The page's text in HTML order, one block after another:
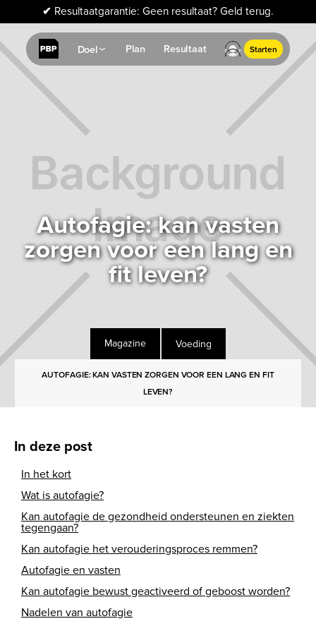
✔ Resultaatgarantie: Geen resultaat? Geld terug.
Doel Plan Resultaat Starten
Autofagie: kan vasten
zorgen voor een lang en
fit leven?
Magazine Voeding
AUTOFAGIE: KAN VASTEN ZORGEN VOOR EEN LANG EN FIT
LEVEN?
In deze post
In het kort
Wat is autofagie?
Kan autofagie de gezondheid ondersteunen en ziekten
tegengaan?
Kan autofagie het verouderingsproces remmen?
Autofagie en vasten
Kan autofagie bewust geactiveerd of geboost worden?
Nadelen van autofagie